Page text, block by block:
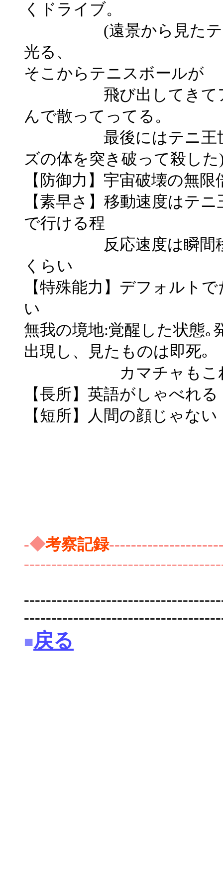
くドライブ。
(遠景から見たテニ
光る、
そこからテニスボールが
飛び出してきてアッ
んで散ってってる。
最後にはテニ王世界
ズの体を突き破って殺した
【防御力】宇宙破壊の無
【素早さ】移動速度はテ
で行ける程
反応速度は瞬間移動
くらい
【特殊能力】デフォルト
い
無我の境地:覚醒した状態｡
出現し、見たものは即死｡
カマチャもこれ
【長所】英語がしゃべれる
【短所】人間の顔じゃない
-◆考察記録
■戻る